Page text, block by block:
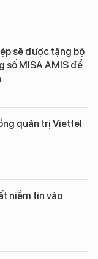
sẽ được tặng bộ
số MISA AMIS để
quản trị Viettel
niềm tin vào